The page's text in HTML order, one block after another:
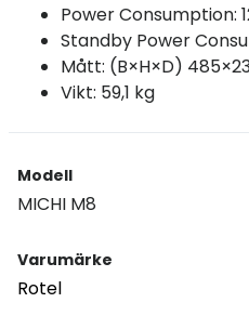
Power Consumption:
Standby Power
Mått: (B×H×D)
Vikt: 59,1 kg
Modell
MICHI M8
Varumärke
Rotel